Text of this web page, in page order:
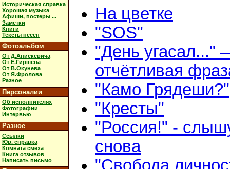
Историческая справка
Хорошая музыка
Афиши, постеры ...
Заметки
Книги
Тексты песен
Фотоальбом
От Д.Анискевича
От Е.Гиршева
От В.Окунева
От Я.Фролова
Разное
Персоналии
Об исполнителях
Фотографии
Интервью
Разное
Ссылки
Юр. справка
Комната смеха
Книга отзывов
Написать письмо
На цветке
"SOS"
"День угасал..."
отчётливая
"Камо Грядеши?"
"Кресты"
"Россия!" -
снова